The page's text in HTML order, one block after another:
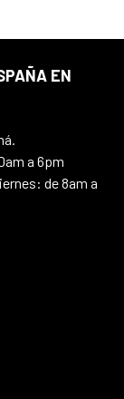
EN
a 6pm
de 8am a